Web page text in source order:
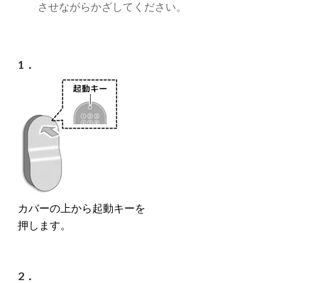
させながらかざしてください。
1．
カバーの上から起動キーを
押します。
2．